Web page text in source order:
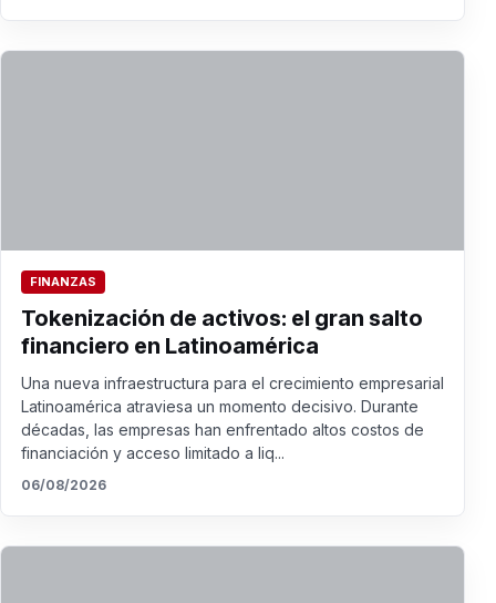
FINANZAS
Tokenización de activos: el gran salto
financiero en Latinoamérica
Una nueva infraestructura para el crecimiento empresarial
Latinoamérica atraviesa un momento decisivo. Durante
décadas, las empresas han enfrentado altos costos de
financiación y acceso limitado a liq...
06/08/2026